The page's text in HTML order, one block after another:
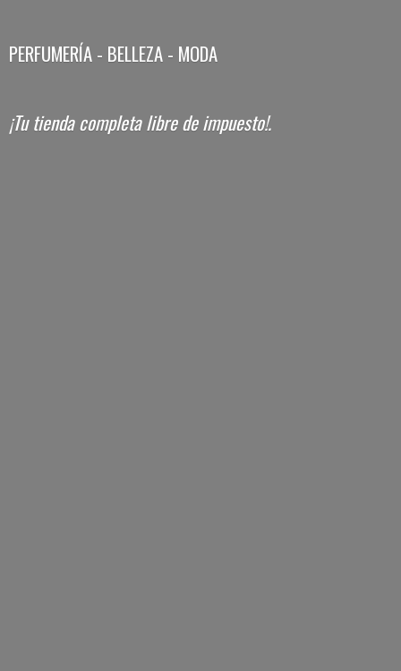
PERFUMERÍA - BELLEZA - MODA
¡Tu tienda completa librede impuesto!.